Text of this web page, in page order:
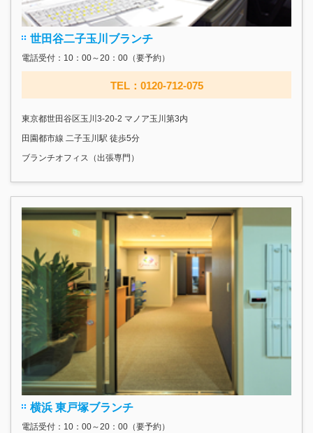
世田谷二子玉川ブランチ
電話受付：10：00～20：00（要予約）
TEL：0120-712-075
東京都世田谷区玉川3-20-2 マノア玉川第3内
田園都市線 二子玉川駅 徒歩5分
ブランチオフィス（出張専門）
横浜 東戸塚ブランチ
電話受付：10：00～20：00（要予約）